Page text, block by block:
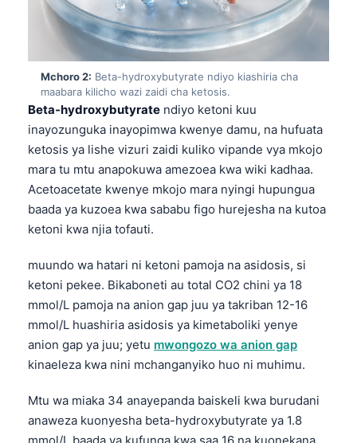
Mchoro 2: Beta-hydroxybutyrate ndiyo kiashiria cha
maabara kilicho wazi zaidi cha ketosis.
Beta-hydroxybutyrate ndiyo ketoni kuu
inayozunguka inayopimwa kwenye damu, na hufuata
ketosis ya lishe vizuri zaidi kuliko vipande vya mkojo
mara tu mtu anapokuwa amezoea kwa wiki kadhaa.
Acetoacetate kwenye mkojo mara nyingi hupungua
baada ya kuzoea kwa sababu figo hurejesha na kutoa
ketoni kwa njia tofauti.
muundo wa hatari ni ketoni pamoja na asidosis, si
ketoni pekee. Bikaboneti au total CO2 chini ya 18
mmol/L pamoja na anion gap juu ya takriban 12-16
mmol/L huashiria asidosis ya kimetaboliki yenye
anion gap ya juu; yetu mwongozo wa anion gap
kinaeleza kwa nini mchanganyiko huo ni muhimu.
Mtu wa miaka 34 anayepanda baiskeli kwa burudani
anaweza kuonyesha beta-hydroxybutyrate ya 1.8
mmol/L baada ya kufunga kwa saa 16 na kuonekana